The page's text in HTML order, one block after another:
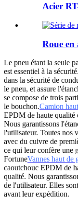
Acier
Roue en
Le pneu étant la seule
est essentiel à la
dans la sécurité de
le pneu, et assure
se compose de trois
le bouchon.Camion
EPDM de haute qualité
Nous garantissons
l'utilisateur. Toutes nos
avec du cuivre de
ce qui leur confère une
FortuneVannes haut de
caoutchouc EPDM de
qualité. Nous
de l'utilisateur. Elles
avant leur expédition.